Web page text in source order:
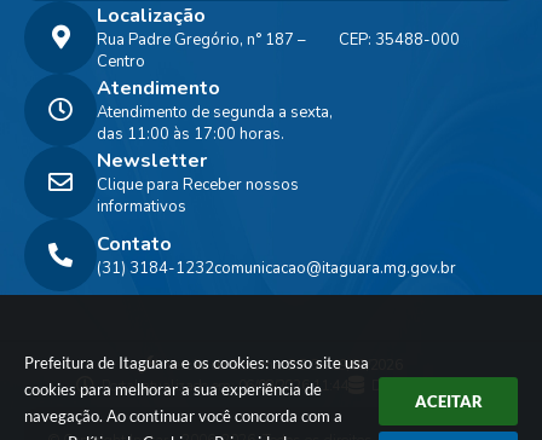
Prefeitura de Itaguara e os cookies: nosso site usa
cookies para melhorar a sua experiência de
navegação. Ao continuar você concorda com a
ACEITAR
Localização
Rua Padre Gregório, n° 187 –
Centro
CEP: 35488-000
Contato
(31) 3184-1232comunicacao@itaguara.mg.gov.br
Atendimento
Atendimento de segunda a sexta,
das 11:00 às 17:00 horas.
Newsletter
Clique para Receber nossos
informativos
Versão do Sistema:3.5.3 - 19/06/2026
Portal atualizado em:06/08/2026 11:44 Dados Abertos